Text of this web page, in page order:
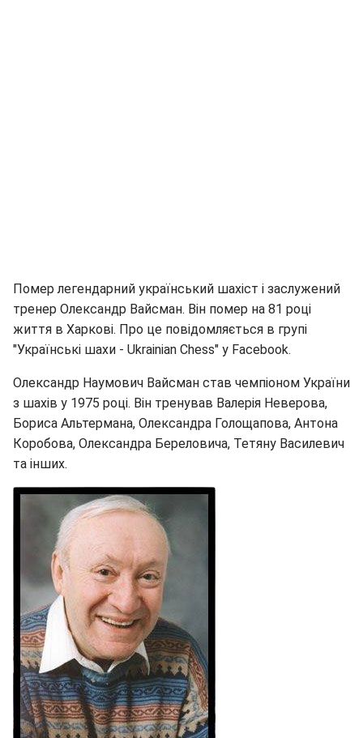
Помер легендарний український шахіст і заслужений
тренер Олександр Вайсман. Він помер на 81 році
життя в Харкові. Про це повідомляється в групі
"Українські шахи - Ukrainian Chess" у Facebook.
Олександр Наумович Вайсман став чемпіоном України
з шахів у 1975 році. Він тренував Валерія Неверова,
Бориса Альтермана, Олександра Голощапова, Антона
Коробова, Олександра Береловича, Тетяну Василевич
та інших.